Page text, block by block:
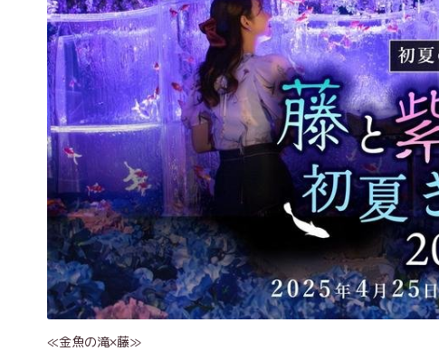
≪金魚の滝×藤≫